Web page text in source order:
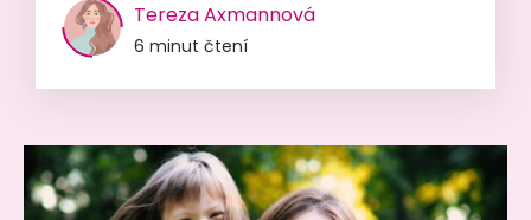
Tereza Axmannová
6 minut čtení